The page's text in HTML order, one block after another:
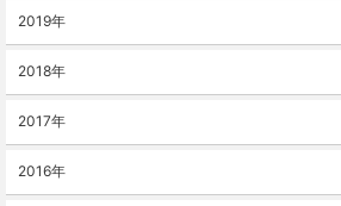
2019年
2018年
2017年
2016年